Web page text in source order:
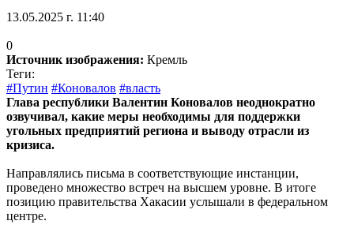
13.05.2025 г. 11:40
0
Источник изображения: Кремль
Теги:
#Путин #Коновалов #власть
Глава республики Валентин Коновалов неоднократно
озвучивал, какие меры необходимы для поддержки
угольных предприятий региона и выводу отрасли из
кризиса.
Направлялись письма в соответствующие инстанции,
проведено множество встреч на высшем уровне. В итоге
позицию правительства Хакасии услышали в федеральном
центре.